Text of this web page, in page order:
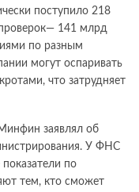
поступило 218
141 млрд
по разным
могут оспаривать
что затрудняет
заявлял об
У ФНС
по
тем, кто сможет